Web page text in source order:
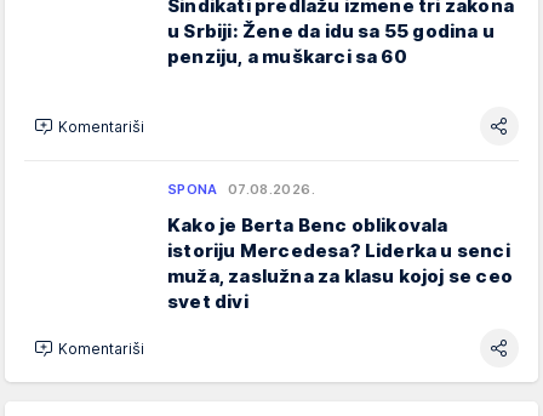
Sindikati predlažu izmene tri zakona
u Srbiji: Žene da idu sa 55 godina u
penziju, a muškarci sa 60
Komentariši
SPONA 07.08.2026.
Kako je Berta Benc oblikovala
istoriju Mercedesa? Liderka u senci
muža, zaslužna za klasu kojoj se ceo
svet divi
Komentariši